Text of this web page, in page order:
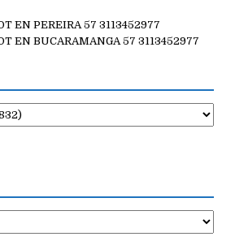
EN PEREIRA 57 3113452977
EN BUCARAMANGA 57 3113452977